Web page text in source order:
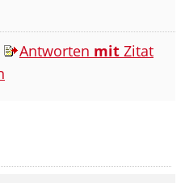
Antworten mit Zitat